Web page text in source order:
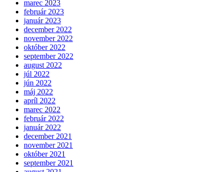
marec 2023
február 2023
január 2023
december 2022
november 2022
október 2022
september 2022
august 2022
júl 2022
jún 2022
máj 2022
apríl 2022
marec 2022
február 2022
január 2022
december 2021
november 2021
október 2021
september 2021